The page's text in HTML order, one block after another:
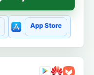
App Store